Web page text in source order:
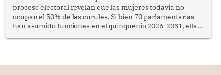
proceso electoral revelan que las mujeres todavía no
ocupan el 50% de las curules. Si bien 70 parlamentarias
han asumido funciones en el quinquenio 2026-2031, ellas